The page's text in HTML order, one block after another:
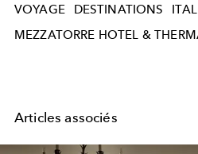
VOYAGE DESTINATIONS
MEZZATORRE HOTEL &
Articles associés